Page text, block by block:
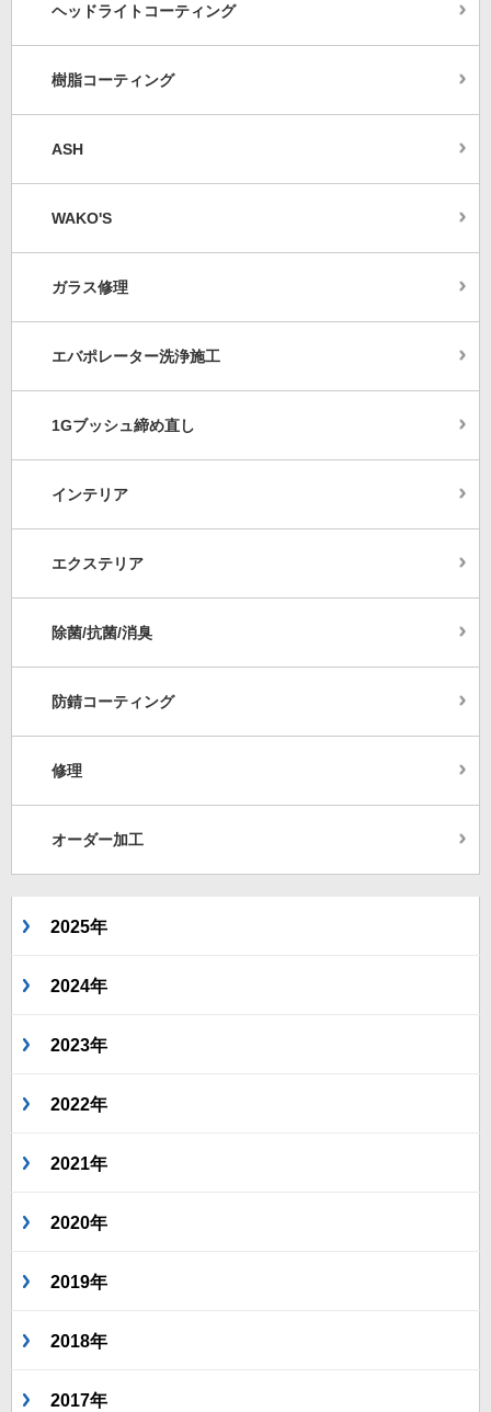
ヘッドライトコーティング
樹脂コーティング
ASH
WAKO'S
ガラス修理
エバポレーター洗浄施工
1Gブッシュ締め直し
インテリア
エクステリア
除菌/抗菌/消臭
防錆コーティング
修理
オーダー加工
2025年
2024年
2023年
2022年
2021年
2020年
2019年
2018年
2017年